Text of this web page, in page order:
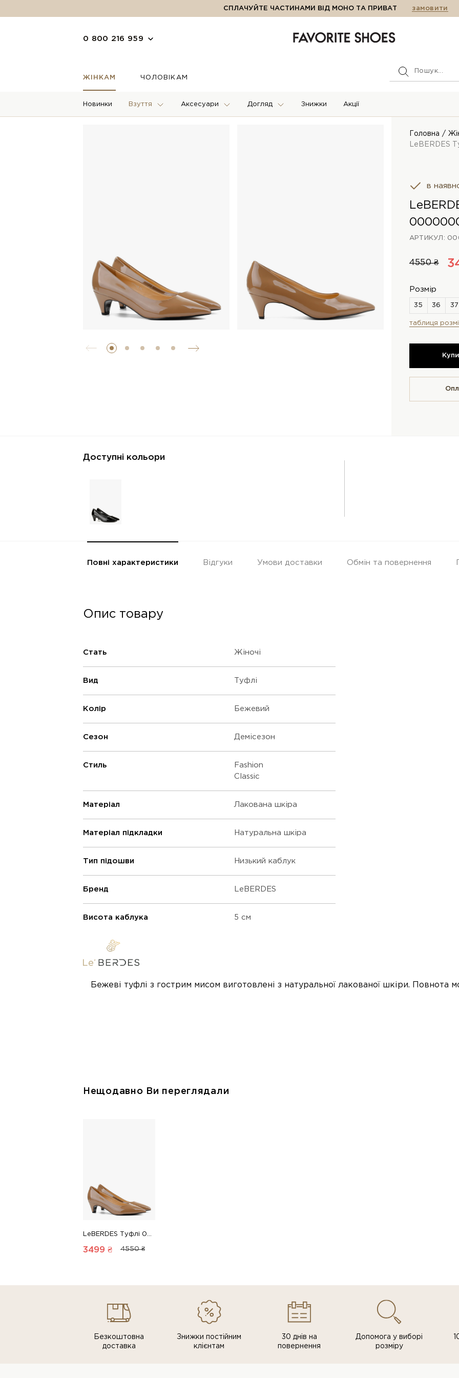
СПЛАЧУЙТЕ ЧАСТИНАМИ ВІД МОНО ТА ПРИВАТ замовити
0 800 216 959
ЖІНКАМ ЧОЛОВІКАМ
Новинки Взуття Аксесуари Догляд Знижки Акції
Головна
LeBERDES
в
АРТИКУЛ:
4550 ₴
Розмір
таблиця
Доступні кольори
Повні характеристики Відгуки Умови доставки Обмін та повернення
Опис товару
Стать Жіночі
Вид Туфлі
Колір Бежевий
Сезон Демісезон
Стиль
Fashion
Classic
Матеріал Лакована шкіра
Матеріал підкладки Натуральна шкіра
Тип підошви Низький каблук
Бренд LeBERDES
Висота каблука 5 см
Бежеві туфлі з гострим мисом виготовлені з натуральної лакованої шкіри. Повнота
Нещодавно Ви переглядали
3499 ₴ 4550 ₴
Безкоштовна
доставка
Знижки постiйним
клiєнтам
30 днів на
повернення
Допомога у виборі
розміру